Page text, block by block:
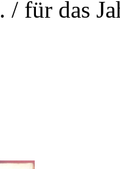
für das